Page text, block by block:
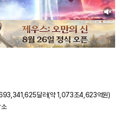
달러(약 1,073조4,623억원)